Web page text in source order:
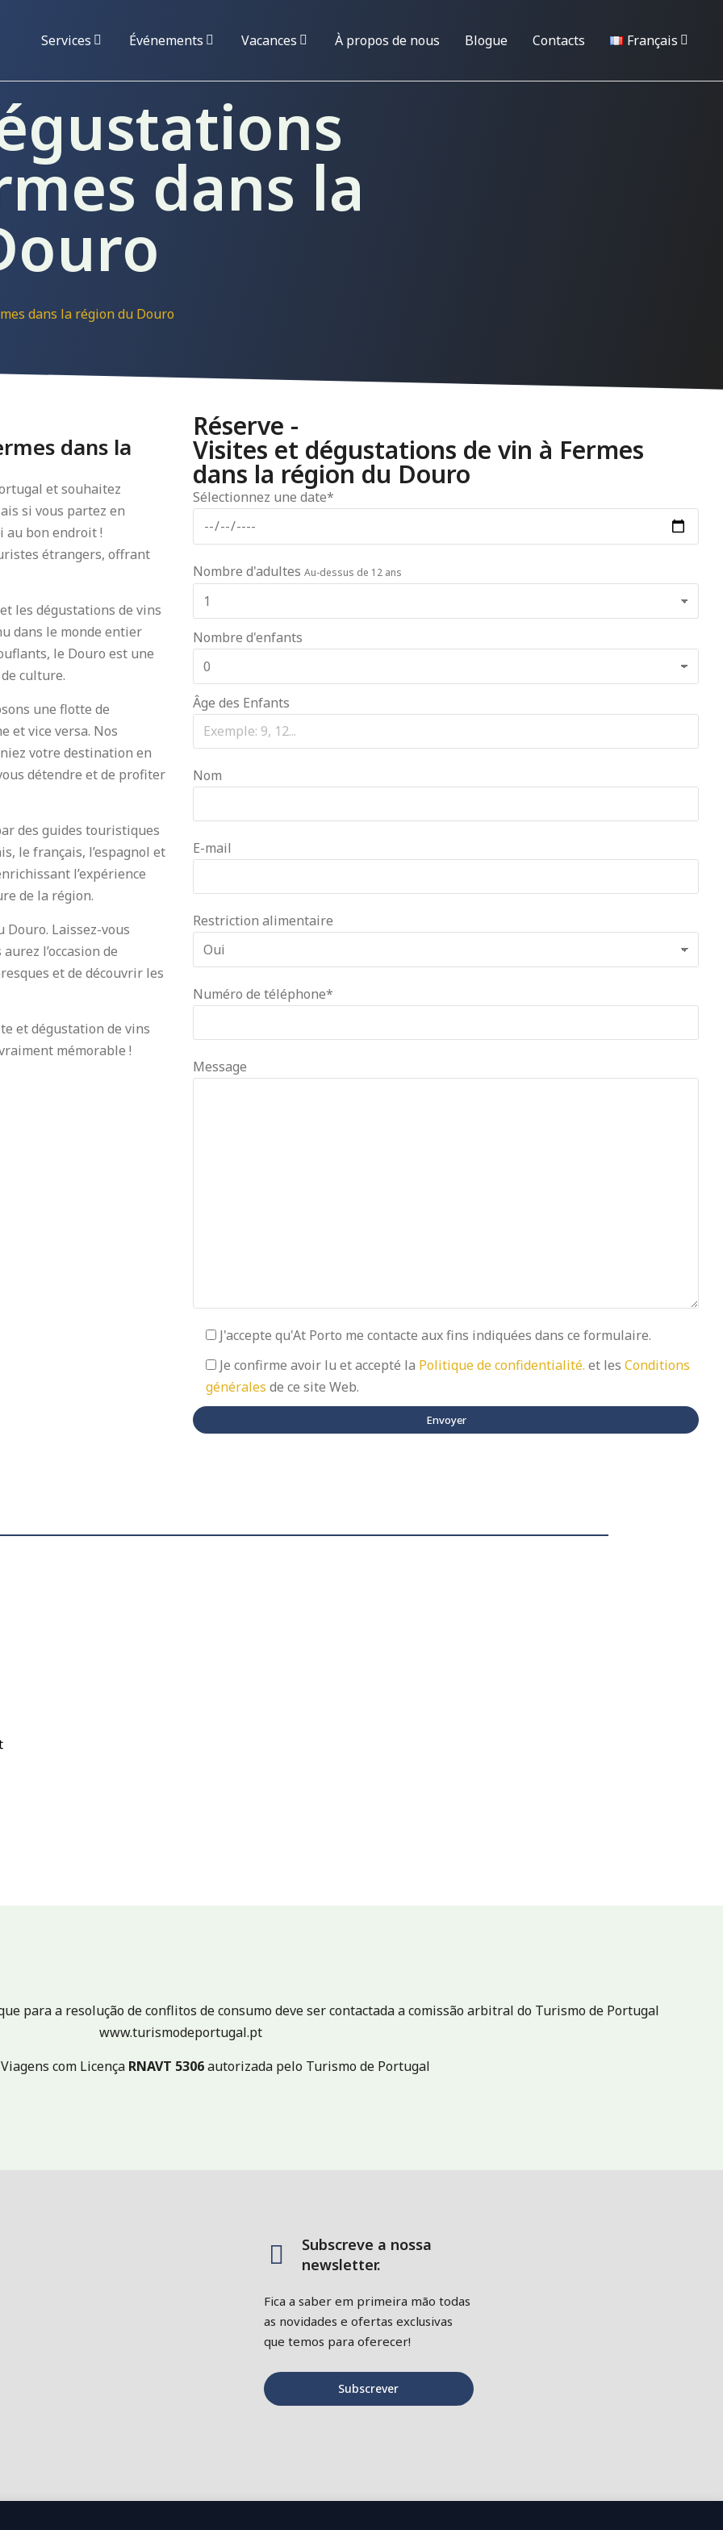
Services Événements Vacances À propos de nous Blogue Contacts Français
dans la
dans la région du Douro
dans la
et souhaitez
si vous partez en
au bon endroit !
étrangers, offrant
les dégustations de vins
dans le monde entier
le Douro est une
culture.
une flotte de
et vice versa. Nos
votre destination en
détendre et de profiter
des guides touristiques
le français, l’espagnol et
l’expérience
de la région.
Laissez-vous
l’occasion de
et de découvrir les
et dégustation de vins
mémorable !
Réserve -
Visites et dégustations de vin à Fermes
dans la région du Douro
Sélectionnez une date*
Nombre d'adultes Au-dessus de 12 ans
Nombre d'enfants
Âge des Enfants
Nom
E-mail
Restriction alimentaire
Numéro de téléphone*
Message
J'accepte qu'At Porto me contacte aux fins indiquées dans ce formulaire.
Je confirme avoir lu et accepté la Politique de confidentialité. et les Conditions
générales de ce site Web.
para a resolução de conflitos de consumo deve ser contactada a comissão arbitral do Turismo de Portugal
www.turismodeportugal.pt
com Licença RNAVT 5306autorizada pelo Turismo de Portugal
Subscreve a nossa
newsletter.
Fica a saber em primeira mão todas
as novidades e ofertas exclusivas
que temos para oferecer!
Subscrever